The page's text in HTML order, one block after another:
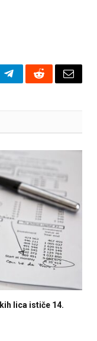
TelegramRedditEmail
lica ističe 14.